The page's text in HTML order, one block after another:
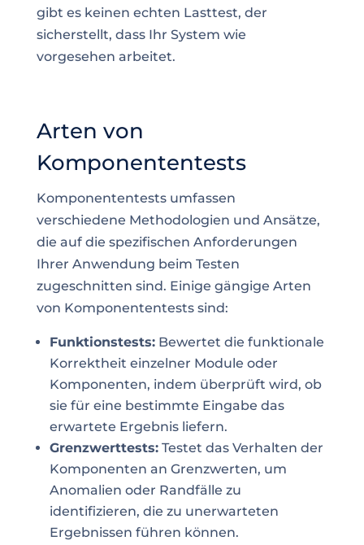
gibt es keinen echten Lasttest, der
sicherstellt, dass Ihr System wie
vorgesehen arbeitet.
Arten von
Komponententests
Komponententests umfassen
verschiedene Methodologien und Ansätze,
die auf die spezifischen Anforderungen
Ihrer Anwendung beim Testen
zugeschnitten sind. Einige gängige Arten
von Komponententests sind:
Funktionstests:Bewertet die funktionale
Korrektheit einzelner Module oder
Komponenten, indem überprüft wird, ob
sie für eine bestimmte Eingabe das
erwartete Ergebnis liefern.
Grenzwerttests:Testet das Verhalten der
Komponenten an Grenzwerten, um
Anomalien oder Randfälle zu
identifizieren, die zu unerwarteten
Ergebnissen führen können.